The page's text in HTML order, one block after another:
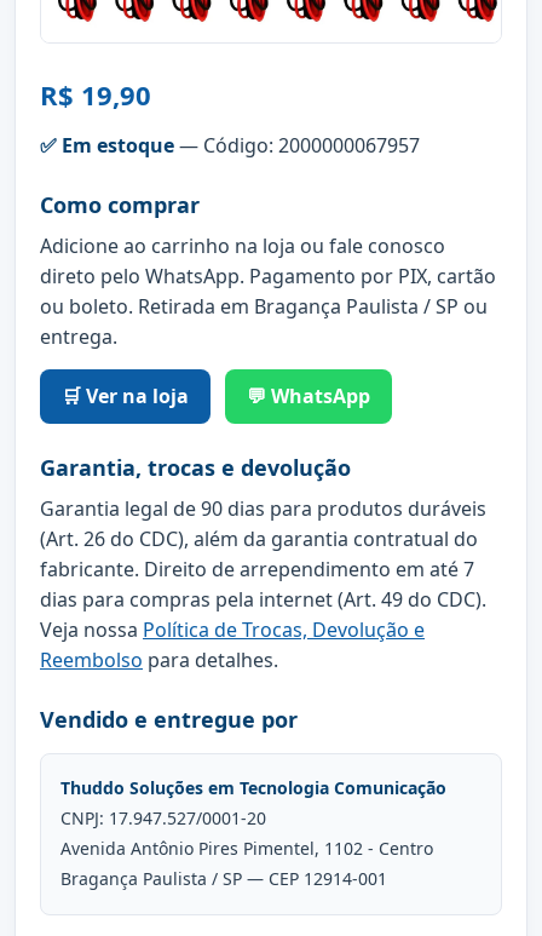
R$ 19,90
✅ Em estoque— Código: 2000000067957
Como comprar
Adicione ao carrinho na loja ou fale conosco
direto pelo WhatsApp. Pagamento por PIX, cartão
ou boleto. Retirada em Bragança Paulista / SP ou
entrega.
🛒 Ver na loja 💬 WhatsApp
Garantia, trocas e devolução
Garantia legal de 90 dias para produtos duráveis
(Art. 26 do CDC), além da garantia contratual do
fabricante. Direito de arrependimento em até 7
dias para compras pela internet (Art. 49 do CDC).
Veja nossa Política de Trocas, Devolução e
Reembolso para detalhes.
Vendido e entregue por
Thuddo Soluções em Tecnologia Comunicação
CNPJ: 17.947.527/0001-20
Avenida Antônio Pires Pimentel, 1102 - Centro
Bragança Paulista / SP — CEP 12914-001